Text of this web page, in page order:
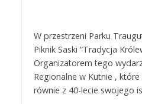
W przestrzeni Parku
Piknik Saski “Tradycja
Organizatorem tego
Regionalne w Kutnie ,
równie z 40-lecie swojego